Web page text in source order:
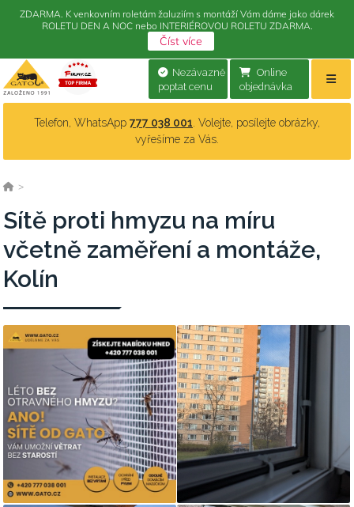
Online
objednávka
Nezávazně
poptat cenu
Telefon, WhatsApp 777 038 001 . Volejte, posílejte obrázky,
vyřešíme za Vás.
>
Sítě proti hmyzu na míru
včetně zaměření a montáže,
Kolín
ZDARMA. K venkovním roletám žaluziím s montáží Vám dáme jako dárek
ROLETU DEN A NOC nebo INTERIÉROVOU ROLETU ZDARMA.
Číst více